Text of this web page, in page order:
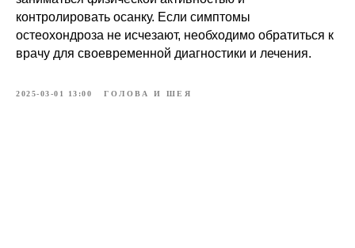
контролировать осанку. Если симптомы
остеохондроза не исчезают, необходимо обратиться к
врачу для своевременной диагностики и лечения.
2025-03-01 13:00 ГОЛОВА И ШЕЯ